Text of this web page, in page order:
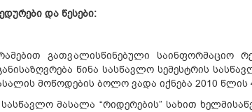
და წესები:
გათვალისწინებული საინფორმაციო
წინა სასწავლო სემესტრის
მოწოდების ბოლო ვადა იქნება 2010 წლის
მასალა “რიდერების” სახით